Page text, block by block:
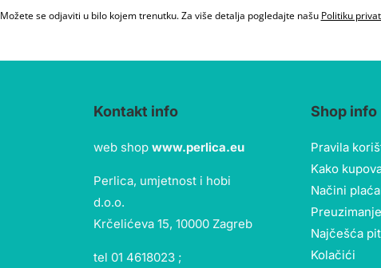
Možete se odjaviti u bilo kojem trenutku. Za više detalja pogledajte našu Politiku
Kontakt info
web shop www.perlica.eu
Perlica, umjetnost i hobi
d.o.o.
Krčelićeva 15, 10000 Zagreb
tel 01 4618023 ;
Shop info
Pravila
Kako
Načini
Najčešća
Kolačići